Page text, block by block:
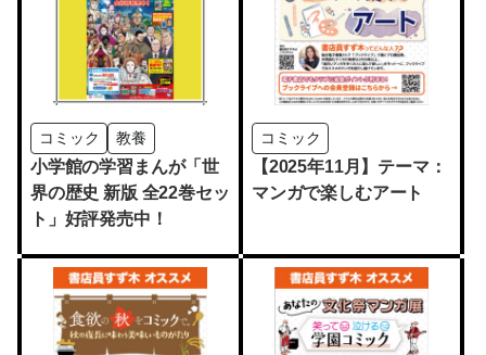
コミック 教養
小学館の学習まんが「世
界の歴史 新版 全22巻セッ
ト」好評発売中！
コミック
【2025年11月】テーマ：
マンガで楽しむアート